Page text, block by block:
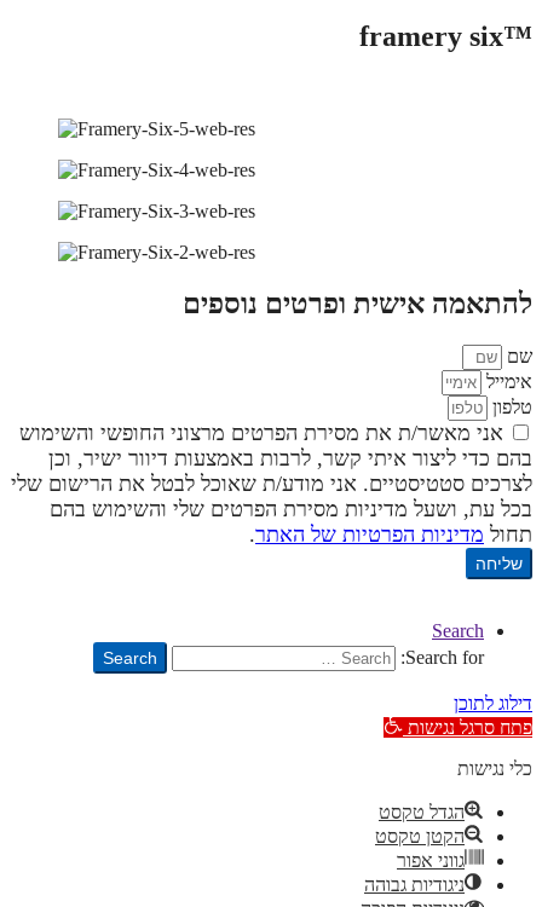
™framery six
להתאמה אישית ופרטים נוספים
שם
אימייל
טלפון
אני מאשר/ת את מסירת הפרטים מרצוני החופשי והשימוש
בהם כדי ליצור איתי קשר, לרבות באמצעות דיוור ישיר, וכן
לצרכים סטטיסטיים. אני מודע/ת שאוכל לבטל את הרישום שלי
בכל עת, ושעל מדיניות מסירת הפרטים שלי והשימוש בהם
תחול מדיניות הפרטיות של האתר.
שליחה
Search
Search for:
Search
דילוג לתוכן
פתח סרגל נגישות
כלי נגישות
הגדל טקסט
הקטן טקסט
גווני אפור
ניגודיות גבוהה